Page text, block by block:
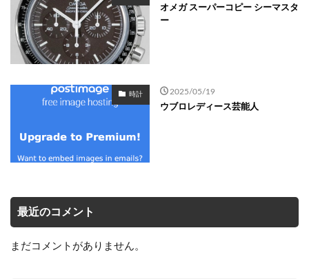
オメガ スーパーコピー シーマスタ
ー
時計 2025/05/19
ウブロレディース芸能人
最近のコメント
まだコメントがありません。